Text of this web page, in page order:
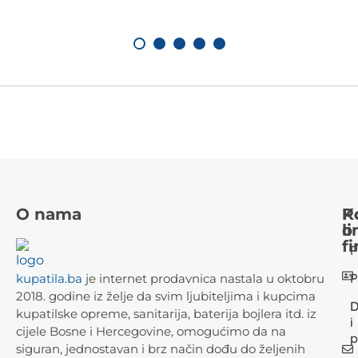
O nama
kupatila.ba je internet prodavnica nastala u oktobru
2018. godine iz želje da svim ljubiteljima i kupcima
kupatilske opreme, sanitarija, baterija bojlera itd. iz
cijele Bosne i Hercegovine, omogućimo da na
siguran, jednostavan i brz način dođu do željenih
i
o